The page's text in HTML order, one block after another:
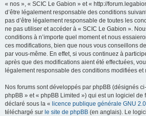
« nos », « SCIC Le Gabion » et « http://
d’être légalement responsable des conditions
pas d’être légalement responsable de toutes les
ne pas utiliser et accéder à « SCIC Le Gabion ».
conditions à n’importe quel moment et nous
ces modifications, bien que nous vous conseillons
par vous-même. En effet, si vous continuez à
après que des modifications aient été effectuées,
légalement responsable des conditions modifiées et
Nos forums sont développés par phpBB (désignés
phpBB » et « phpBB Limited ») qui est un logiciel de
déclaré sous la « licence publique générale GNU 2.0
téléchargé sur le site de phpBB (en anglais). Le